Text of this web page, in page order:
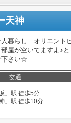
天神
らし オリエントビ
が空いてますよ♪
下さい☆
交通
」駅 徒歩5分
」駅 徒歩10分